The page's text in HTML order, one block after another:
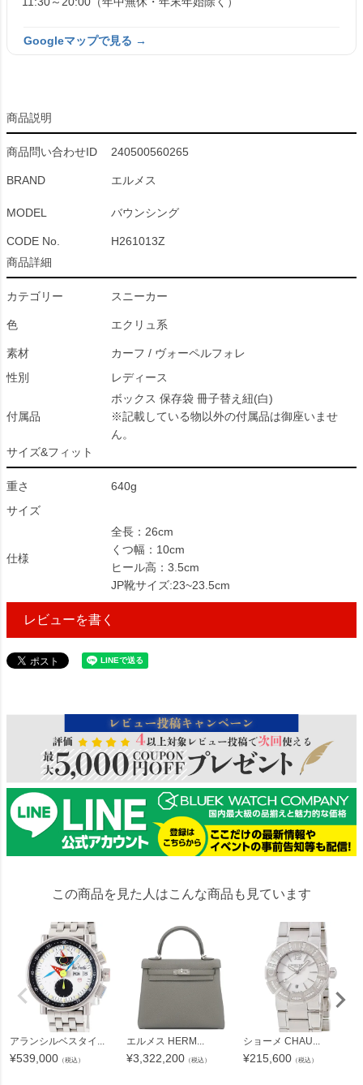
Googleマップで見る →
商品説明
商品問い合わせID 240500560265
BRAND エルメス
MODEL バウンシング
CODE No.
H261013Z
商品詳細
カテゴリー スニーカー
色 エクリュ系
素材
カーフ / ヴォーペルフォレ
性別
レディース
付属品
ボックス 保存袋 冊子替え紐(白)
※記載している物以外の付属品は御座いませ
ん。
サイズ&フィット
重さ
640g
サイズ
仕様
全長：26cm
くつ幅：10cm
ヒール高：3.5cm
JP靴サイズ:23~23.5cm
レビューを書く
この商品を見た人はこんな商品も見ています
アランシルベスタイ...
¥539,000 （税込）
エルメス HERM...
¥3,322,200 （税込）
ショーメ CHAU...
¥215,600 （税込）